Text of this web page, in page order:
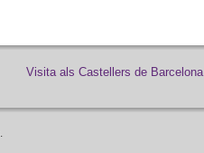
Visita als Castellers de Barcelona
.